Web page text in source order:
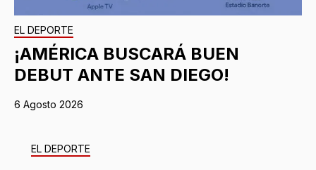
EL DEPORTE
¡AMÉRICA BUSCARÁ BUEN
DEBUT ANTE SAN DIEGO!
6 Agosto 2026
EL DEPORTE